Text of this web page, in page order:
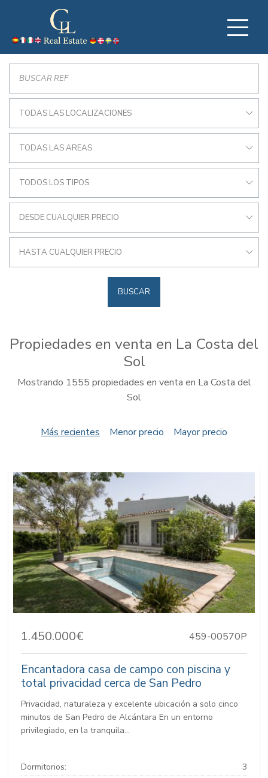
TODAS LAS LOCALIZACIONES
TODAS LAS AREAS
TODOS LOS TIPOS
DESDE CUALQUIER PRECIO
HASTA CUALQUIER PRECIO
BUSCAR
Propiedades en venta en La Costa del
Sol
Mostrando 1555 propiedades en venta en La Costa del
Sol
Más recientes Menor precio Mayor precio
1.450.000€ 459-00570P
Encantadora casa de campo con piscina y
total privacidad cerca de San Pedro
Privacidad, naturaleza y excelente ubicación a solo cinco
minutos de San Pedro de Alcántara En un entorno
privilegiado, en la tranquila...
Dormitorios:
3